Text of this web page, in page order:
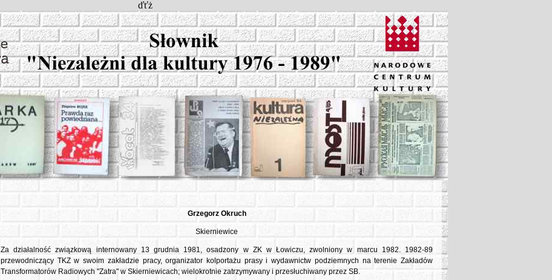
ďťż
Grzegorz Okruch
Skierniewice
Za działalność związkową internowany 13 grudnia 1981, osadzony w ZK w Łowiczu, zwolniony w marcu 1982. 1982-89
przewodniczący TKZ w swoim zakładzie pracy, organizator kolportażu prasy i wydawnictw podziemnych na terenie Zakładów
Transformatorów Radiowych "Zatra" w Skierniewicach; wielokrotnie zatrzymywany i przesłuchiwany przez SB.